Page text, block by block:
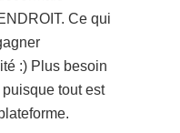
Ce qui
:) Plus besoin
tout est